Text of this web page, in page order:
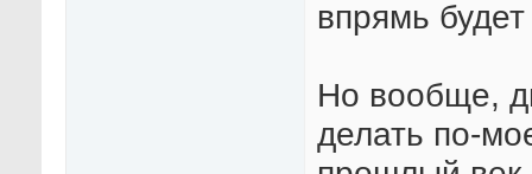
впрямь
Но вообще,
делать по-